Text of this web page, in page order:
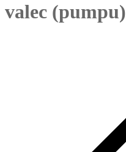
valec (pumpu)